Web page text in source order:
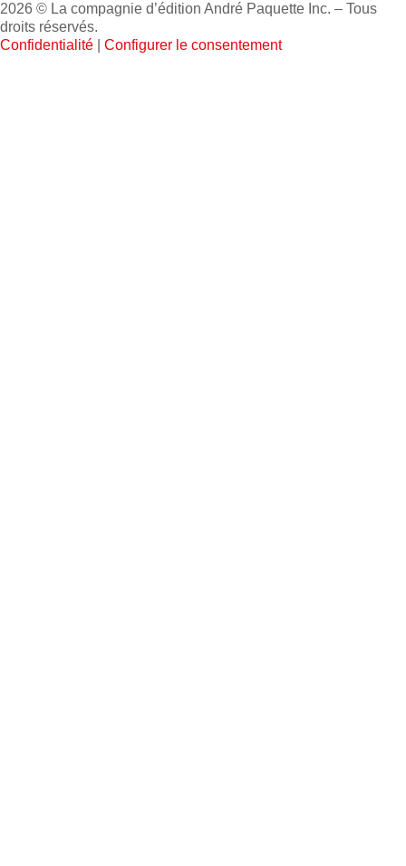
2026 © La compagnie d’édition André Paquette Inc. – Tous
droits réservés.
Confidentialité
Configurer le consentement